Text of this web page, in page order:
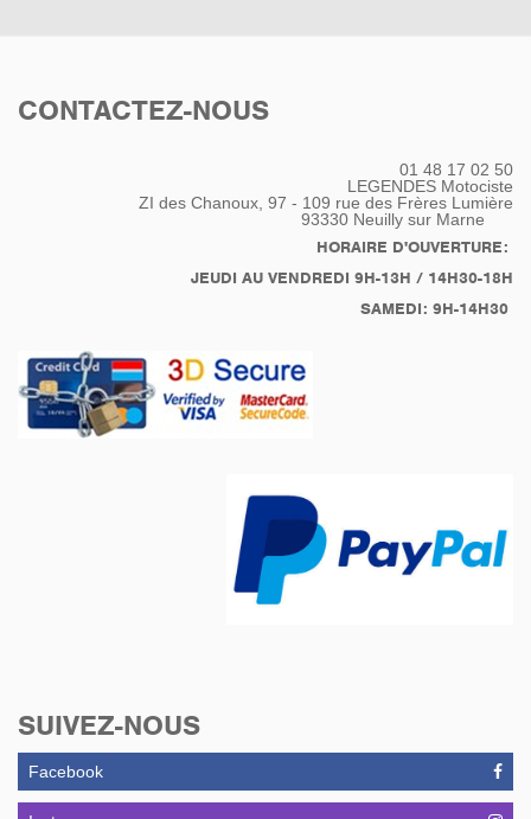
CONTACTEZ-NOUS
01 48 17 02 50
LEGENDES Motociste
ZI des Chanoux, 97 - 109 rue des Frères Lumière
93330 Neuilly sur Marne
HORAIRE D'OUVERTURE:
JEUDI AU VENDREDI 9H-13H / 14H30-18H
SAMEDI: 9H-14H30
SUIVEZ-NOUS
Facebook